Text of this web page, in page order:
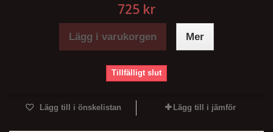
725 kr
Lägg i varukorgen Mer
Tillfälligt slut
Lägg till i önskelistan Lägg till i jämför